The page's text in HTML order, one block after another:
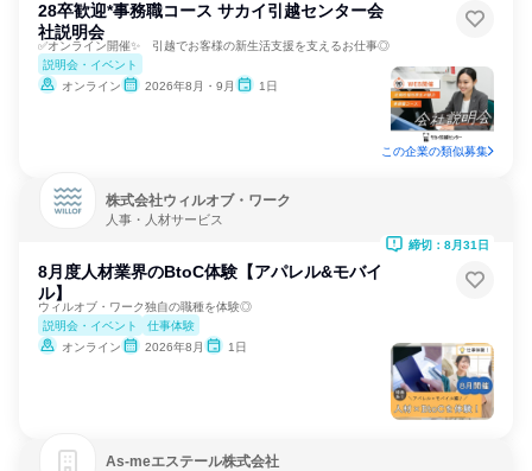
28卒歓迎*事務職コース サカイ引越センター会
社説明会
✅オンライン開催✨ 引越でお客様の新生活支援を支えるお仕事◎
説明会・イベント
オンライン
2026年8月・9月 1日
この企業の類似募集
株式会社ウィルオブ・ワーク
人事・人材サービス
8月度人材業界のBtoC体験【アパレル&モバイ
ル】
ウィルオブ・ワーク独自の職種を体験◎
説明会・イベント
仕事体験
オンライン
2026年8月 1日
締切：8月31日
As‐meエステール株式会社